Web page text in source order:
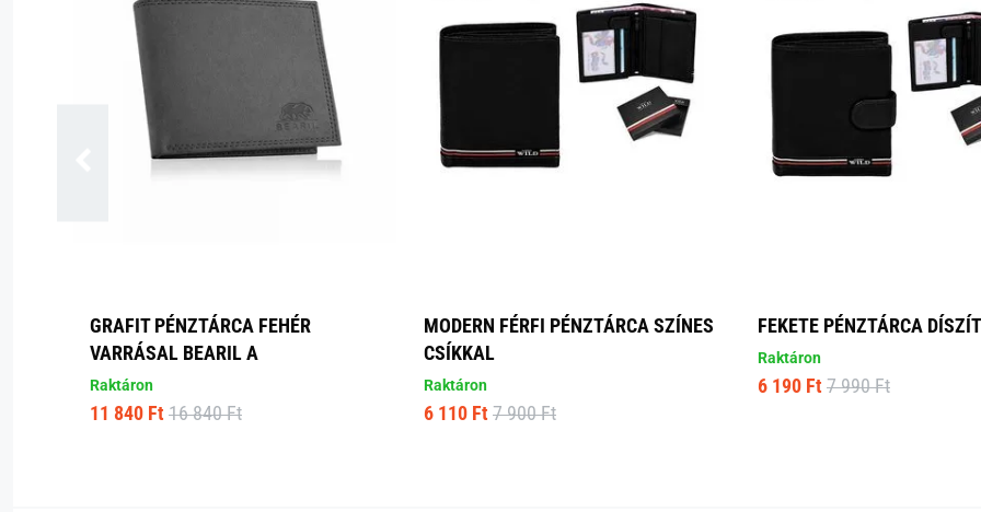
GRAFIT PÉNZTÁRCA FEHÉR
VARRÁSAL BEARIL A
Raktáron
11 840 Ft 16 840 Ft
MODERN FÉRFI PÉNZTÁRCA SZÍNES
CSÍKKAL
Raktáron
6 110 Ft 7 900 Ft
FEKETE PÉNZTÁRCA
Raktáron
6 190 Ft 7 990 Ft